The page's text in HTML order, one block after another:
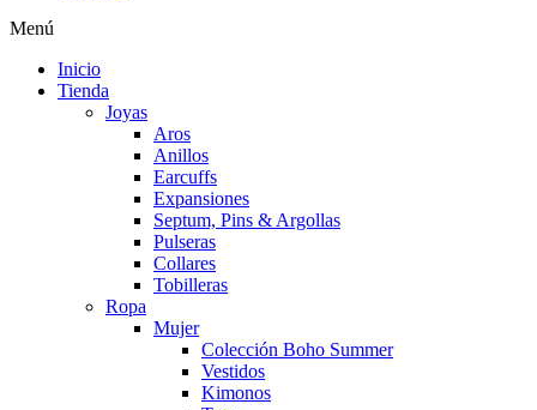
Menú
Inicio
Tienda
Joyas
Aros
Anillos
Earcuffs
Expansiones
Septum, Pins & Argollas
Pulseras
Collares
Tobilleras
Ropa
Mujer
Colección Boho Summer
Vestidos
Kimonos